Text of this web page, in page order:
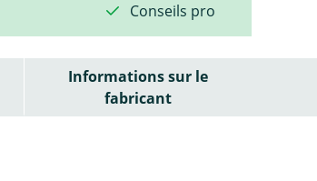
Conseils pro
Informations sur le
fabricant